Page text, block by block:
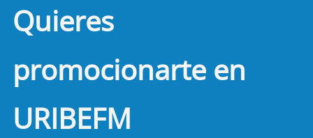
Quieres
promocionarte en
URIBEFM